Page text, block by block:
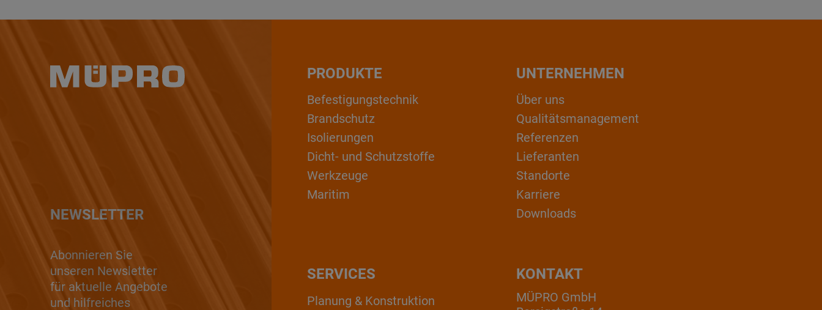
NEWSLETTER
Abonnieren Sie
unseren Newsletter
für aktuelle Angebote
und hilfreiches
PRODUKTE
Befestigungstechnik
Brandschutz
Isolierungen
Dicht- und Schutzstoffe
Werkzeuge
Maritim
UNTERNEHMEN
Über uns
Qualitätsmanagement
Referenzen
Lieferanten
Standorte
Karriere
Downloads
KONTAKT
MÜPRO GmbH
SERVICES
Planung & Konstruktion